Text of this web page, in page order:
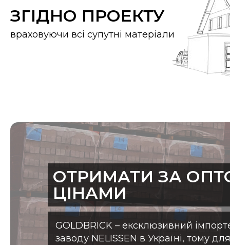
ЗГІДНО ПРОЕКТУ
враховуючи всі супутні матеріали
ОТРИМАТИ ЗА
ЦІНАМИ
GOLDBRICK – ексклюзивний
заводу NELISSEN в Україні, тому